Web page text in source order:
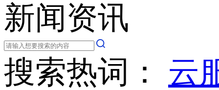
新闻资讯
搜索热词： 云